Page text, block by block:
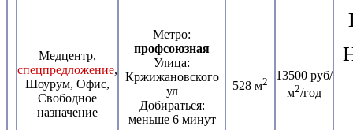
Медцентр,
спецпредложение,
Шоурум, Офис,
Свободное
назначение
Метро:
профсоюзная
Улица:
Кржижановского
ул
Добираться:
меньше 6 минут
528 м2
13500 руб/
м2/год